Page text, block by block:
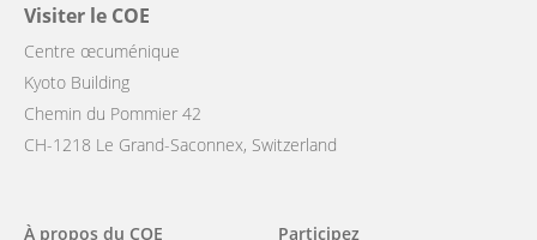
Visiter le COE
Centre œcuménique
Kyoto Building
Chemin du Pommier 42
CH-1218 Le Grand-Saconnex, Switzerland
Main
À propos du COE Participez